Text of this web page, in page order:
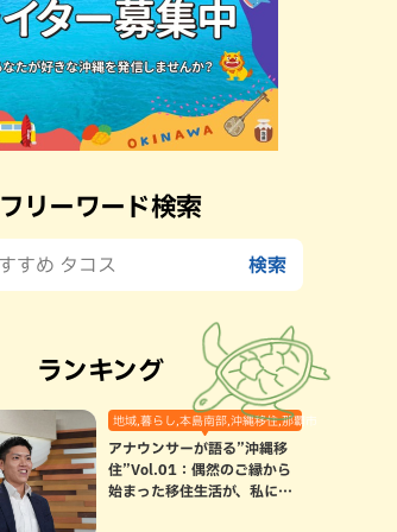
フリーワード検索
ランキング
地域,暮らし,本島南部,沖縄移住,那覇市
アナウンサーが語る”沖縄移
住”Vol.01：偶然のご縁から
始まった移住生活が、私にと